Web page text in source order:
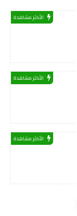
الأكثر مشاهدة
الأكثر مشاهدة
الأكثر مشاهدة